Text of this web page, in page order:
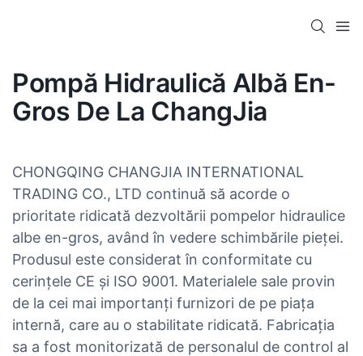
Pompă Hidraulică Albă En-
Gros De La ChangJia
CHONGQING CHANGJIA INTERNATIONAL
TRADING CO., LTD continuă să acorde o
prioritate ridicată dezvoltării pompelor hidraulice
albe en-gros, având în vedere schimbările pieței.
Produsul este considerat în conformitate cu
cerințele CE și ISO 9001. Materialele sale provin
de la cei mai importanți furnizori de pe piața
internă, care au o stabilitate ridicată. Fabricația
sa a fost monitorizată de personalul de control al